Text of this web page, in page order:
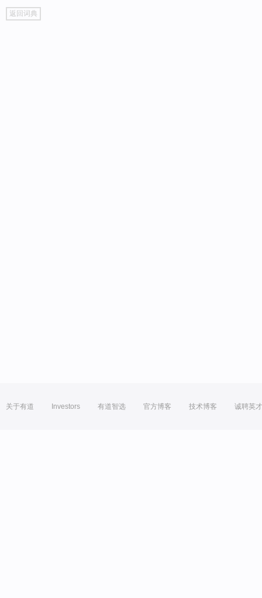
go
top
返回词典
关于有道 Investors 有道智选 官方博客 技术博客 诚聘英才